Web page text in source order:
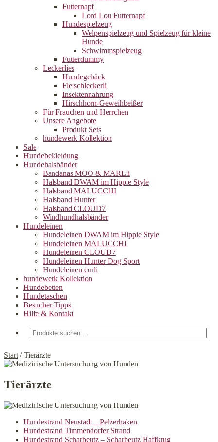
Futternapf
Lord Lou Futternapf
Hundespielzeug
Welpenspielzeug und Spielzeug für kleine
Hunde
Schwimmspielzeug
Futterdummy
Leckerlies
Hundegebäck
Fleischleckerli
Insektennahrung
Hirschhorn-Geweihbeißer
Für Frauchen und Herrchen
Unsere Angebote
Produkt Sets
hundewerk Kollektion
Sale
Hundebekleidung
Hundehalsbänder
Bandanas MOO & MARLii
Halsband DWAM im Hippie Style
Halsband MALUCCHI
Halsband Hunter
Halsband CLOUD7
Windhundhalsbänder
Hundeleinen
Hundeleinen DWAM im Hippie Style
Hundeleinen MALUCCHI
Hundeleinen CLOUD7
Hundeleinen Hunter Dog Sport
Hundeleinen curli
hundewerk Kollektion
Hundebetten
Hundetaschen
Besucher Tipps
Hilfe & Kontakt
Suchen
nach:
Start /Tierärzte
Tierärzte
Hundestrand Neustadt – Pelzerhaken
Hundestrand Timmendorfer Strand
Hundestrand Scharbeutz – Scharbeutz Haffkrug